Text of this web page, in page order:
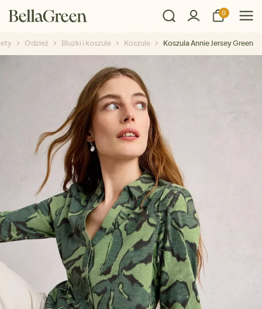
0
Odzież Bluzki i koszule Koszule Koszula Annie Jersey Green